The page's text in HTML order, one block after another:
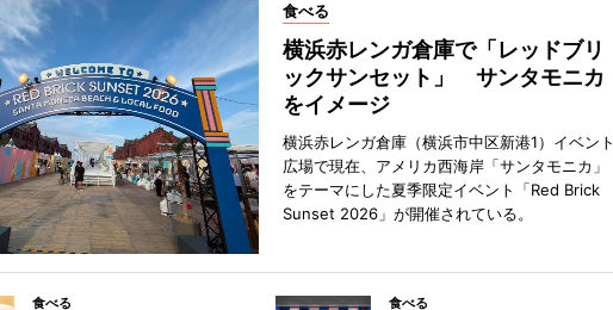
食べる
横浜赤レンガ倉庫で「レッドブリ
ックサンセット」 サンタモニカ
をイメージ
横浜赤レンガ倉庫（横浜市中区新港1）イベント
広場で現在、アメリカ西海岸「サンタモニカ」
をテーマにした夏季限定イベント「Red Brick
Sunset 2026」が開催されている。
食べる 食べる